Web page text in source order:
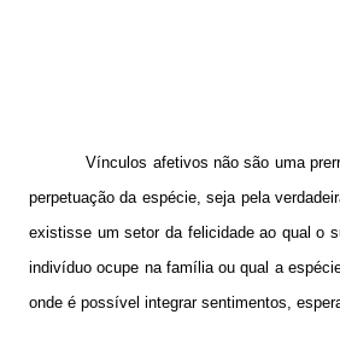
Vínculos afetivos não são uma
perpetuação da espécie, seja pela
existisse um setor da felicidade ao qual o
indivíduo ocupe na família ou qual a
onde é possível integrar sentimentos,